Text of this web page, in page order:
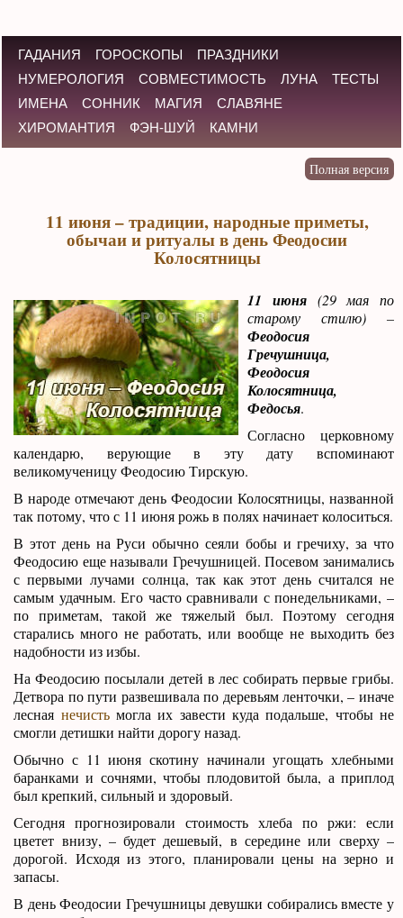
ГАДАНИЯ ГОРОСКОПЫ
ПРАЗДНИКИ
НУМЕРОЛОГИЯ
СОВМЕСТИМОСТЬ ЛУНА
ТЕСТЫ
ИМЕНА
СОННИК МАГИЯ
СЛАВЯНЕ
ХИРОМАНТИЯ
ФЭН-ШУЙ КАМНИ
11 июня – традиции, народные приметы,
обычаи и ритуалы в день Феодосии
Колосятницы
11 июня(29 мая по
старому стилю) –
Феодосия
Гречушница,
Феодосия
Колосятница,
Федосья.
Согласно церковному
календарю, верующие в эту дату вспоминают
великомученицу Феодосию Тирскую.
В народе отмечают день Феодосии Колосятницы, названной
так потому, что с 11 июня рожь в полях начинает колоситься.
В этот день на Руси обычно сеяли бобы и гречиху, за что
Феодосию еще называли Гречушницей. Посевом занимались
с первыми лучами солнца, так как этот день считался не
самым удачным. Его часто сравнивали с понедельниками, –
по приметам, такой же тяжелый был. Поэтому сегодня
старались много не работать, или вообще не выходить без
надобности из избы.
На Феодосию посылали детей в лес собирать первые грибы.
Детвора по пути развешивала по деревьям ленточки, – иначе
лесная нечистьмогла их завести куда подальше, чтобы не
смогли детишки найти дорогу назад.
Обычно с 11 июня скотину начинали угощать хлебными
баранками и сочнями, чтобы плодовитой была, а приплод
был крепкий, сильный и здоровый.
Сегодня прогнозировали стоимость хлеба по ржи: если
цветет внизу, – будет дешевый, в середине или сверху –
дорогой. Исходя из этого, планировали цены на зерно и
запасы.
В день Феодосии Гречушницы девушки собирались вместе у